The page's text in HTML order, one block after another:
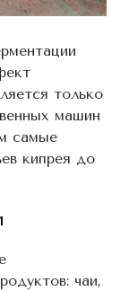
только
машин
самые
кипрея до
чаи,